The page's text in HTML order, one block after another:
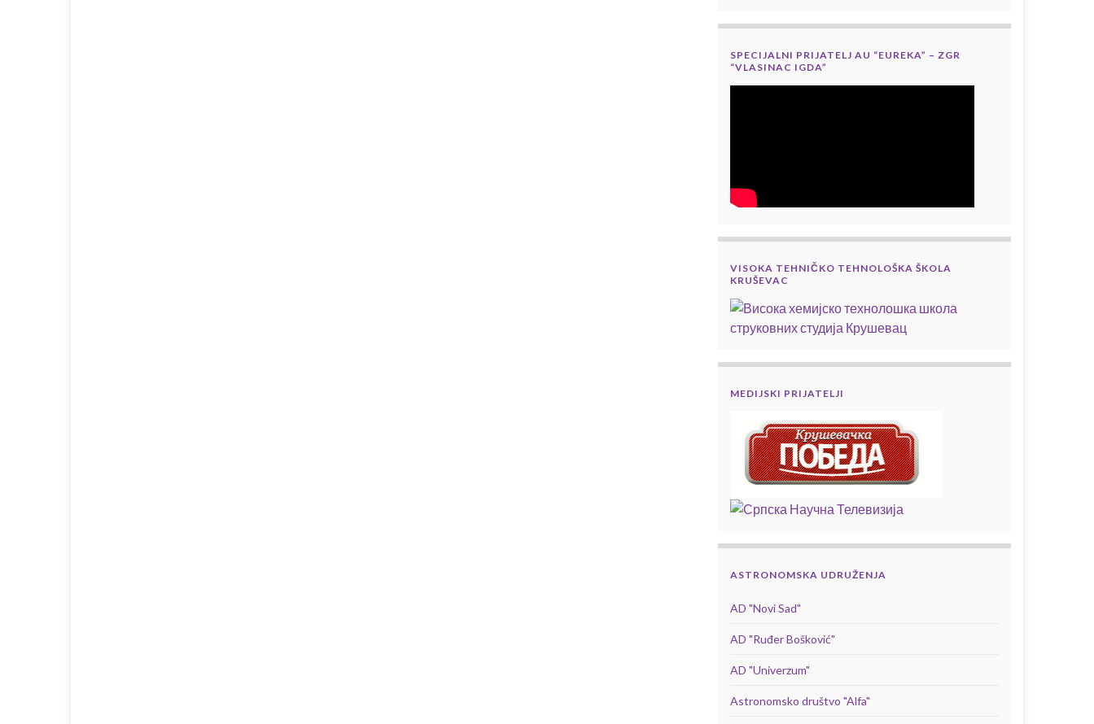
SPECIJALNI PRIJATELJ AU “EUREKA” – ZGR
“VLASINAC IGDA”
VISOKA TEHNIČKO TEHNOLOŠKA ŠKOLA
KRUŠEVAC
MEDIJSKI PRIJATELJI
ASTRONOMSKA UDRUŽENJA
AD "Novi Sad"
AD "Ruđer Bošković"
AD "Univerzum"
Astronomsko društvo "Alfa"